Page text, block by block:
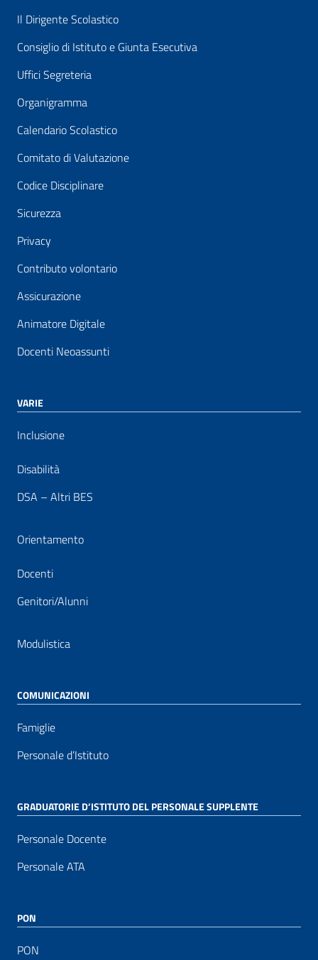
Il Dirigente Scolastico
Consiglio di Istituto e Giunta Esecutiva
Uffici Segreteria
Organigramma
Calendario Scolastico
Comitato di Valutazione
Codice Disciplinare
Sicurezza
Privacy
Contributo volontario
Assicurazione
Animatore Digitale
Docenti Neoassunti
VARIE
Inclusione
Disabilità
DSA – Altri BES
Orientamento
Docenti
Genitori/Alunni
Modulistica
COMUNICAZIONI
Famiglie
Personale d’Istituto
GRADUATORIE D’ISTITUTO DEL PERSONALE SUPPLENTE
Personale Docente
Personale ATA
PON
PON